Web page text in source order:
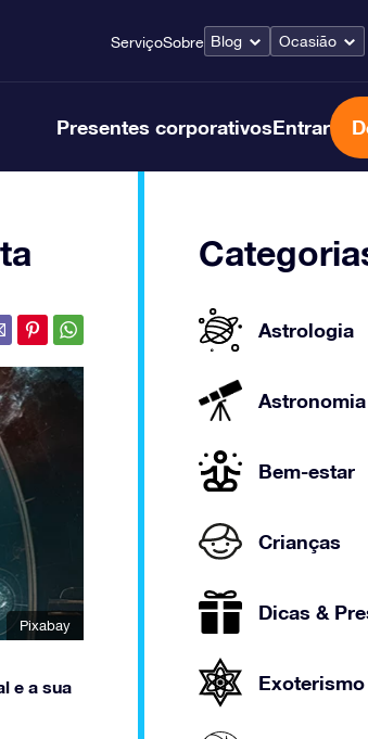
ServiçoSobre Blog Ocasião
Presentes corporativosEntrar
Pixabay
e a sua
Astrologia
Astronomia
Bem-estar
Crianças
Dicas &
Exoterismo